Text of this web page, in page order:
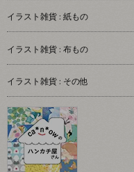
イラスト雑貨 : 紙もの
イラスト雑貨 : 布もの
イラスト雑貨 : その他